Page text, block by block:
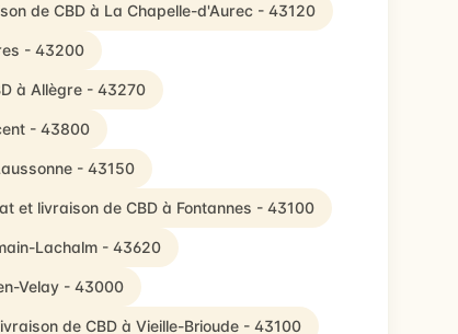
de CBD à La Chapelle-d'Aurec - 43120
- 43200
à Allègre - 43270
- 43800
- 43150
et livraison de CBD à Fontannes - 43100
Lachalm - 43620
Velay - 43000
de CBD à Vieille-Brioude - 43100